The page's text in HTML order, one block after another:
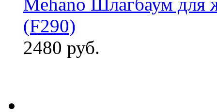
Mehano Шлагбаум для
(F290)
2480 руб.